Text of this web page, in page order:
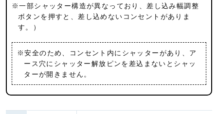
※一部シャッター構造が異なっており、差し込み幅調整
ボタンを押すと、差し込めないコンセントがありま
す。）
※安全のため、コンセント内にシャッターがあり、ア
ース穴にシャッター解放ピンを差込まないとシャッ
ターが開きません。